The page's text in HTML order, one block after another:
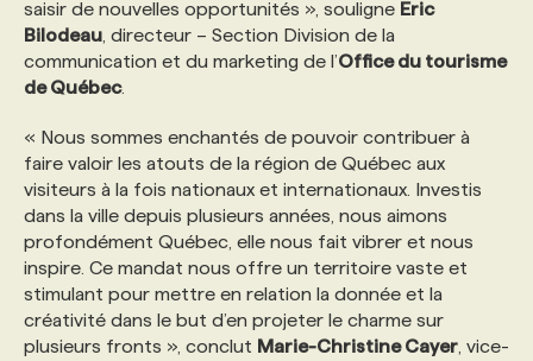
ANNONCEZ AVEC NOUS
saisir de nouvelles opportunités », souligne Eric
Bilodeau , directeur – Section Division de la
communication et du marketing de l’Office du tourisme
de Québec.
« Nous sommes enchantés de pouvoir contribuer à
faire valoir les atouts de la région de Québec aux
visiteurs à la fois nationaux et internationaux. Investis
dans la ville depuis plusieurs années, nous aimons
profondément Québec, elle nous fait vibrer et nous
inspire. Ce mandat nous offre un territoire vaste et
stimulant pour mettre en relation la donnée et la
créativité dans le but d’en projeter le charme sur
plusieurs fronts », conclut Marie-Christine Cayer , vice-